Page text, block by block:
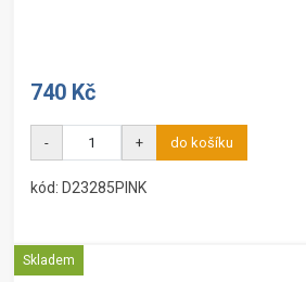
740 Kč
- + do košíku
kód: D23285PINK
Skladem